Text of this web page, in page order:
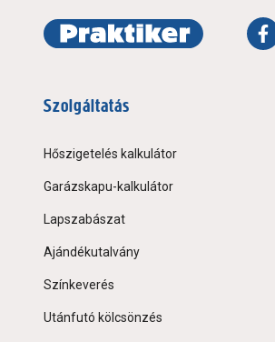
Szolgáltatás
Hőszigetelés kalkulátor
Garázskapu-kalkulátor
Lapszabászat
Ajándékutalvány
Színkeverés
Utánfutó kölcsönzés